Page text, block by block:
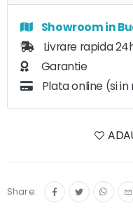
Showroom in
Livrare rapida
Garantie
Plata online (si in
Share: